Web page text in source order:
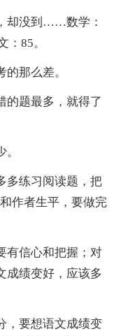
却没到……数学：
：85。
那么差。
题最多，就得了
练习阅读题，把
作者生平，要做完
信心和把握；对
成绩变好，应该多
要想语文成绩变